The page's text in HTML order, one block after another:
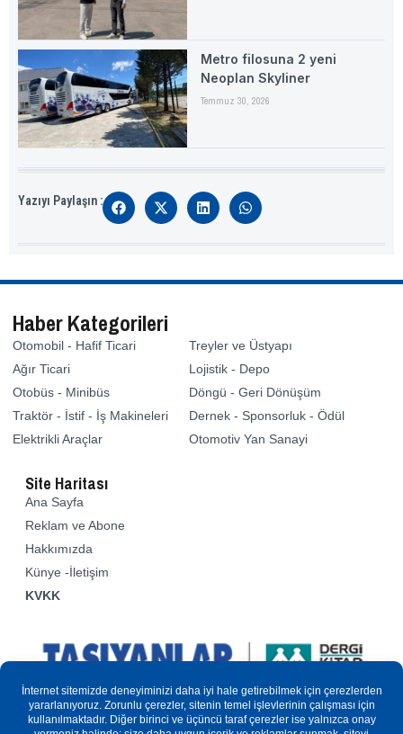
Metro filosuna 2 yeni
Neoplan Skyliner
Temmuz 30, 2026
Yazıyı Paylaşın :
Haber Kategorileri
Otomobil - Hafif Ticari
Ağır Ticari
Otobüs - Minibüs
Traktör - İstif - İş Makineleri
Elektrikli Araçlar
Treyler ve Üstyapı
Lojistik - Depo
Döngü - Geri Dönüşüm
Dernek - Sponsorluk - Ödül
Otomotiv Yan Sanayi
Site Haritası
Ana Sayfa
Reklam ve Abone
Hakkımızda
Künye -İletişim
KVKK
Sitemizde yer alan yazılar ve resimler kısmen veya tamamen
kopyalanamaz. Basın Kanuna göre “yerel-süreli yayın”